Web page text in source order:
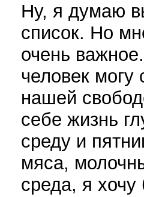
Ну, я думаю
список. Но
очень
человек могу
нашей
себе жизнь
среду и
мяса,
среда, я хочу